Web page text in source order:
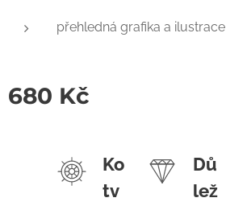
přehledná grafika a ilustrace
680 Kč
Ko
tv
Dů
lež